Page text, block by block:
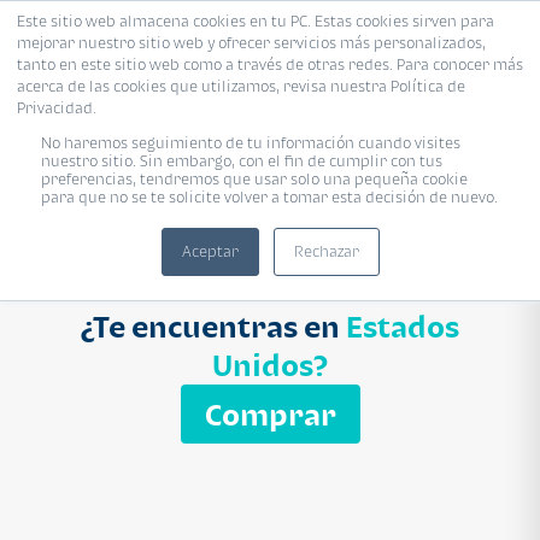
Este sitio web almacena cookies en tu PC. Estas cookies sirven para
mejorar nuestro sitio web y ofrecer servicios más personalizados,
tanto en este sitio web como a través de otras redes. Para conocer más
acerca de las cookies que utilizamos, revisa nuestra Política de
Privacidad.
No haremos seguimiento de tu información cuando visites
nuestro sitio. Sin embargo, con el fin de cumplir con tus
preferencias, tendremos que usar solo una pequeña cookie
para que no se te solicite volver a tomar esta decisión de nuevo.
Aceptar Rechazar
Proyecto Modelo Inmobiliaria
Ingresa el nombre del proyecto
Buscar
¿Te encuentras en Estados
Unidos?
Comprar